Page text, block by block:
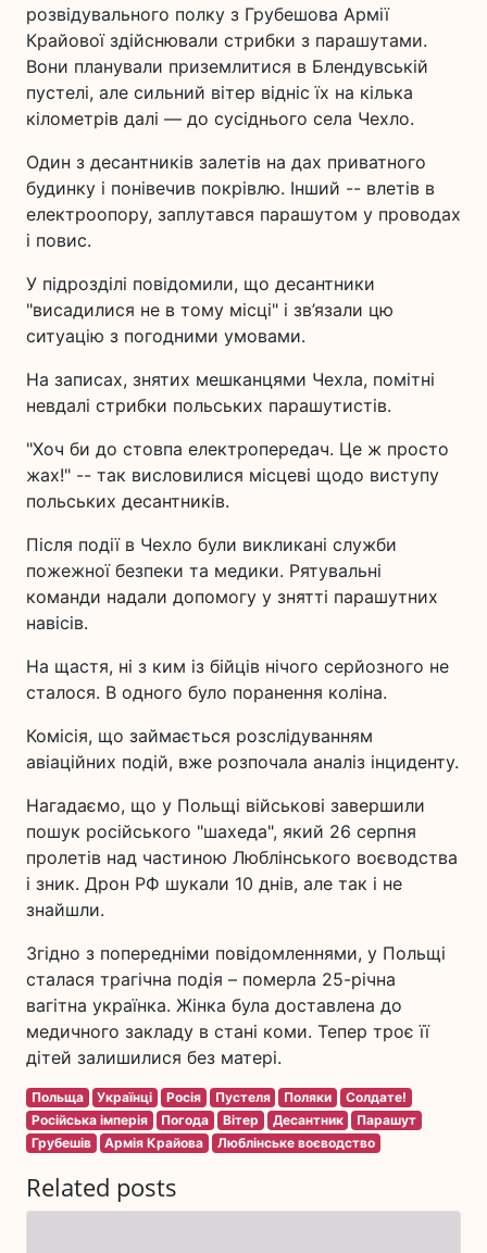
розвідувального полку з Грубешова Армії
Крайової здійснювали стрибки з парашутами.
Вони планували приземлитися в Блендувській
пустелі, але сильний вітер відніс їх на кілька
кілометрів далі — до сусіднього села Чехло.
Один з десантників залетів на дах приватного
будинку і понівечив покрівлю. Інший -- влетів в
електроопору, заплутався парашутом у проводах
і повис.
У підрозділі повідомили, що десантники
"висадилися не в тому місці" і зв’язали цю
ситуацію з погодними умовами.
На записах, знятих мешканцями Чехла, помітні
невдалі стрибки польських парашутистів.
"Хоч би до стовпа електропередач. Це ж просто
жах!" -- так висловилися місцеві щодо виступу
польських десантників.
Після події в Чехло були викликані служби
пожежної безпеки та медики. Рятувальні
команди надали допомогу у знятті парашутних
навісів.
На щастя, ні з ким із бійців нічого серйозного не
сталося. В одного було поранення коліна.
Комісія, що займається розслідуванням
авіаційних подій, вже розпочала аналіз інциденту.
Нагадаємо, що у Польщі військові завершили
пошук російського "шахеда", який 26 серпня
пролетів над частиною Люблінського воєводства
і зник. Дрон РФ шукали 10 днів, але так і не
знайшли.
Згідно з попередніми повідомленнями, у Польщі
сталася трагічна подія – померла 25-річна
вагітна українка. Жінка була доставлена до
медичного закладу в стані коми. Тепер троє її
дітей залишилися без матері.
Польща Українці Росія Пустеля Поляки
Солдате!
Російська імперія
Погода Вітер Десантник
Парашут
Грубешів
Армія Крайова Люблінське воєводство
Related posts